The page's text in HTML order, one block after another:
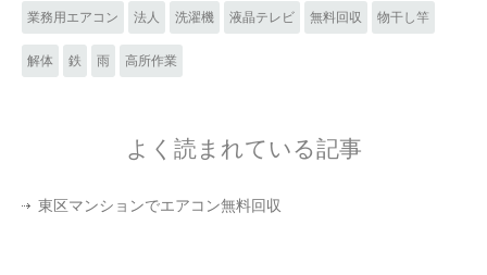
業務用エアコン 法人 洗濯機 液晶テレビ 無料回収 物干し竿
解体 鉄 雨 高所作業
よく読まれている記事
東区マンションでエアコン無料回収